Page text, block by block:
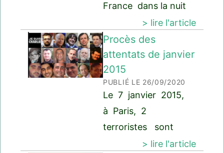
Lyon, Aix-Marseille,
Montpellier, Rouen,
Saint-Etienne et
Toulouse. Plus de
1000&nb
France dans la nuit
du jeudi 1er au
vendredi 2 octobre,
puis elle s'est
déplacée dans le
Sud-Est, Jeudi, en
Bretagne, il y a eu
des vents très
violents e
> lire l'article
Procès des
attentats de janvier
2015
PUBLIÉ LE 26/09/2020
Le 7 janvier 2015,
à Paris, 2
terroristes sont
entrés dans les
> lire l'article